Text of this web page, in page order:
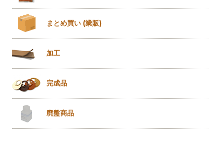
まとめ買い (業販)
加工
完成品
廃盤商品